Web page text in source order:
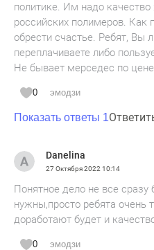
политике. Им надо
российских полимеров. Как
обрести счастье. Ребят, Вы
переплачиваете либо
Не бывает мерседес по
0 эмодзи
Показать ответы 1
Danelina
27 Октября 2022 10:14
Понятное дело не все сразу
нужны,просто ребята очень
доработают будет и
0 эмодзи